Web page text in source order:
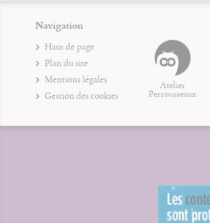
Navigation
Haut de page
Plan du site
Mentions légales
Gestion des cookies
Atelier
Perrousseaux